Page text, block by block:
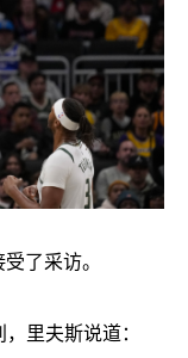
了采访。
里夫斯说道：